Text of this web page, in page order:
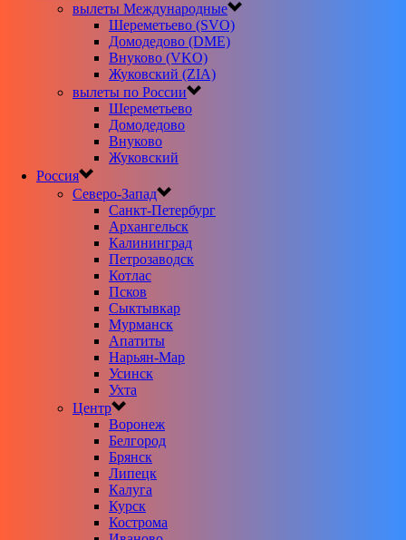
вылеты Международные
Шереметьево (SVO)
Домодедово (DME)
Внуково (VKO)
Жуковский (ZIA)
вылеты по России
Шереметьево
Домодедово
Внуково
Жуковский
Россия
Северо-Запад
Санкт-Петербург
Архангельск
Калининград
Петрозаводск
Котлас
Псков
Сыктывкар
Мурманск
Апатиты
Нарьян-Мар
Усинск
Ухта
Центр
Воронеж
Белгород
Брянск
Липецк
Калуга
Курск
Кострома